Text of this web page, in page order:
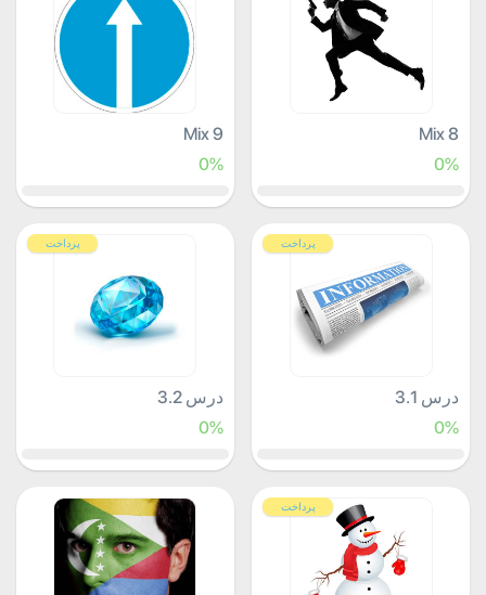
Mix 8
0%
Mix 9
0%
پرداخت
درس 3.1
0%
پرداخت
درس 3.2
0%
پرداخت